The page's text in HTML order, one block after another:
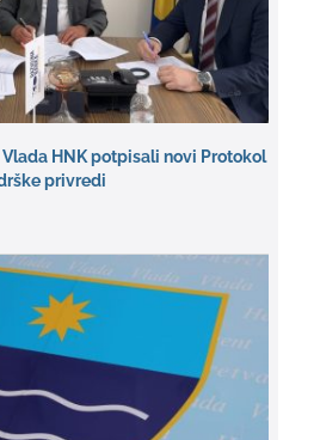
Vlada HNK potpisali novi Protokol
privredi